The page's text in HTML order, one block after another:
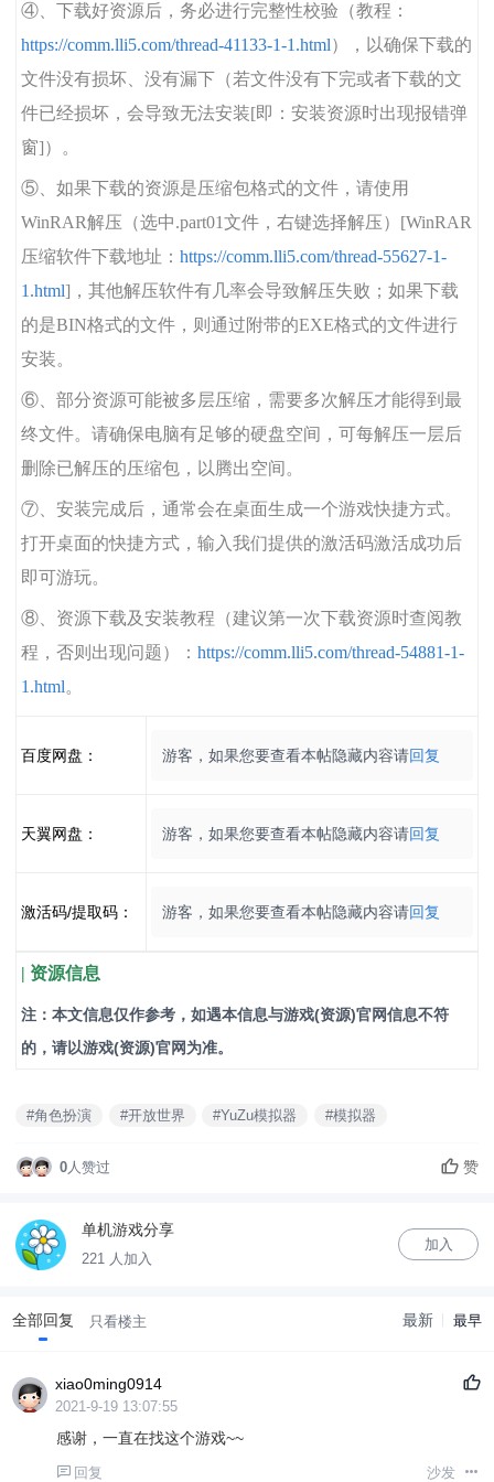
④、下载好资源后，务必进行完整性校验（教程：
https://comm.lli5.com/thread-41133-1-1.html），以确保下载的
文件没有损坏、没有漏下（若文件没有下完或者下载的文
件已经损坏，会导致无法安装[即：安装资源时出现报错弹
窗]）。
⑤、如果下载的资源是压缩包格式的文件，请使用
WinRAR解压（选中.part01文件，右键选择解压）[WinRAR
压缩软件下载地址： https://comm.lli5.com/thread-55627-1-
1.html]，其他解压软件有几率会导致解压失败；如果下载
的是BIN格式的文件，则通过附带的EXE格式的文件进行
安装。
⑥、部分资源可能被多层压缩，需要多次解压才能得到最
终文件。请确保电脑有足够的硬盘空间，可每解压一层后
删除已解压的压缩包，以腾出空间。
⑦、安装完成后，通常会在桌面生成一个游戏快捷方式。
打开桌面的快捷方式，输入我们提供的激活码激活成功后
即可游玩。
⑧、资源下载及安装教程（建议第一次下载资源时查阅教
程，否则出现问题）： https://comm.lli5.com/thread-54881-1-
1.html。
百度网盘： 游客，如果您要查看本帖隐藏内容请回复
天翼网盘： 游客，如果您要查看本帖隐藏内容请回复
激活码/提取码： 游客，如果您要查看本帖隐藏内容请回复
| 资源信息
注：本文信息仅作参考，如遇本信息与游戏(资源)官网信息不符
的，请以游戏(资源)官网为准。
#角色扮演 #开放世界 #YuZu模拟器 #模拟器
0人赞过 赞
单机游戏分享
221 人加入
加入
全部回复 只看楼主 最新 最早
xiao0ming0914
2021-9-19 13:07:55
感谢，一直在找这个游戏~~
回复 沙发